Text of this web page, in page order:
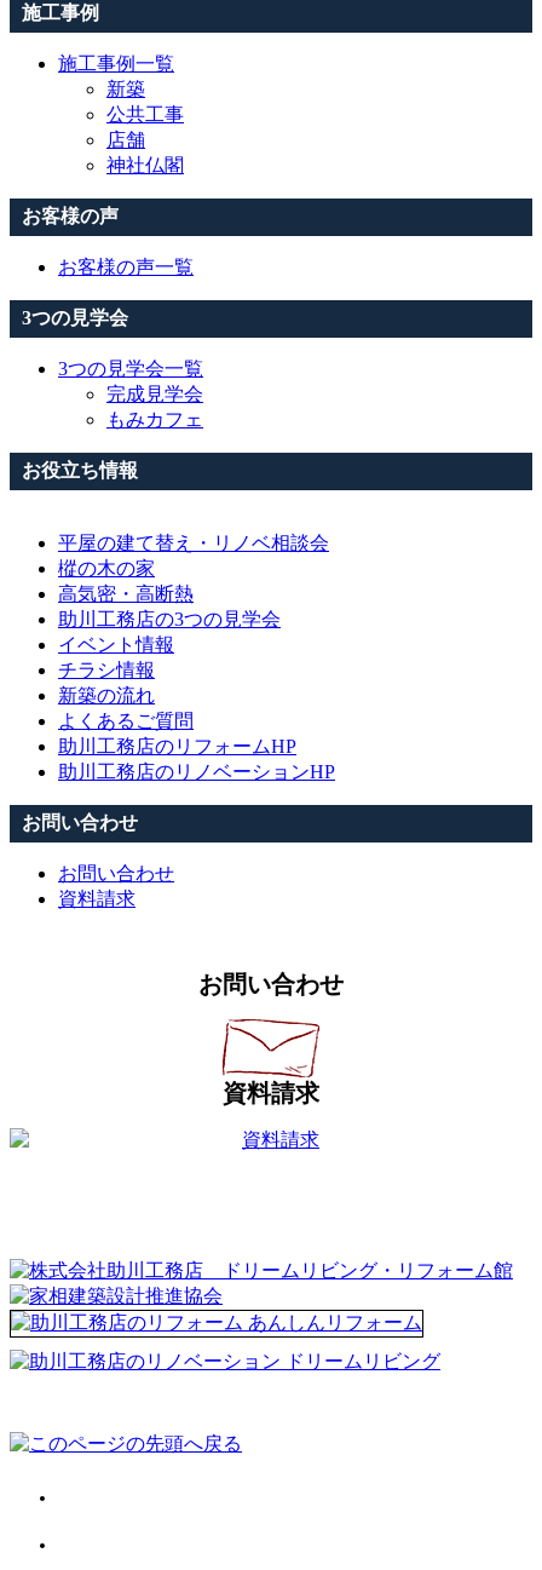
施工事例
施工事例一覧
新築
公共工事
店舗
神社仏閣
お客様の声
お客様の声一覧
3つの見学会
3つの見学会一覧
完成見学会
もみカフェ
お役立ち情報
平屋の建て替え・リノベ相談会
樅の木の家
高気密・高断熱
助川工務店の3つの見学会
イベント情報
チラシ情報
新築の流れ
よくあるご質問
助川工務店のリフォームHP
助川工務店のリノベーションHP
お問い合わせ
お問い合わせ
資料請求
お問い合わせ
資料請求